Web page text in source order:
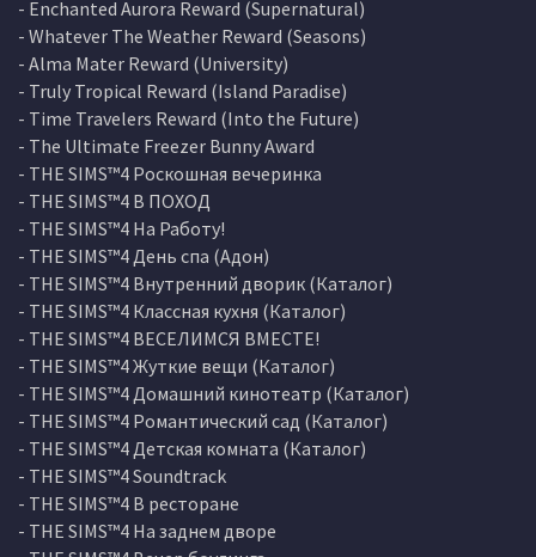
- Enchanted Aurora Reward (Supernatural)
- Whatever The Weather Reward (Seasons)
- Alma Mater Reward (University)
- Truly Tropical Reward (Island Paradise)
- Time Travelers Reward (Into the Future)
- The Ultimate Freezer Bunny Award
- THE SIMS™4 Роскошная вечеринка
- THE SIMS™4 В ПОХОД
- THE SIMS™4 На Работу!
- THE SIMS™4 День спа (Адон)
- THE SIMS™4 Внутренний дворик (Каталог)
- THE SIMS™4 Классная кухня (Каталог)
- THE SIMS™4 ВЕСЕЛИМСЯ ВМЕСТЕ!
- THE SIMS™4 Жуткие вещи (Каталог)
- THE SIMS™4 Домашний кинотеатр (Каталог)
- THE SIMS™4 Романтический сад (Каталог)
- THE SIMS™4 Детская комната (Каталог)
- THE SIMS™4 Soundtrack
- THE SIMS™4 В ресторане
- THE SIMS™4 На заднем дворе